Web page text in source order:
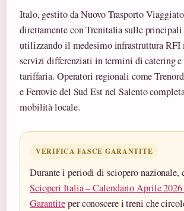
Italo, gestito da Nuovo Trasporto
direttamente con Trenitalia sulle
utilizzando il medesimo infrastruttura RFI
servizi differenziati in termini di catering
tariffaria. Operatori regionali come
e Ferrovie del Sud Est nel Salento
mobilità locale.
VERIFICA FASCE GARANTITE
Durante i periodi di sciopero nazionale,
Scioperi Italia – Calendario Aprile 2026
Garantiteper conoscere i treni che